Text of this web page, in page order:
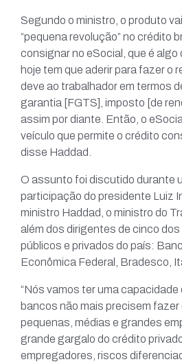
Segundo o ministro, o produto
“pequena revolução” no crédito
consignar no eSocial, que é algo
hoje tem que aderir para fazer o
deve ao trabalhador em termos
garantia [FGTS], imposto [de
assim por diante. Então, o
veículo que permite o crédito
disse Haddad.
O assunto foi discutido durante
participação do presidente Luiz
ministro Haddad, o ministro do
além dos dirigentes de cinco
públicos e privados do país:
Econômica Federal, Bradesco,
“Nós vamos ter uma
bancos não mais precisem fazer
pequenas, médias e grandes
grande gargalo do crédito
empregadores, riscos